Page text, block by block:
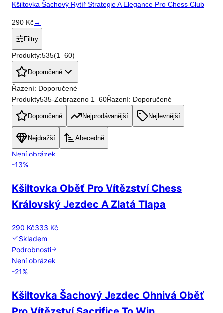
Kšiltovka Šachový Rytíř Strategie A Elegance Pro Chess Club
290 Kč→
Filtry
Produkty:535(1–60)
Doporučené
Řazení: Doporučené
Produkty535-Zobrazeno 1–60Řazení: Doporučené
Doporučené Nejprodávanější Nejlevnější
Nejdražší Abecedně
Není obrázek
-13%
Kšiltovka Oběť Pro Vítězství Chess
Královský Jezdec A Zlatá Tlapa
290 Kč333 Kč
Skladem
Podrobnosti
Není obrázek
-21%
Kšiltovka Šachový Jezdec Ohnivá Oběť